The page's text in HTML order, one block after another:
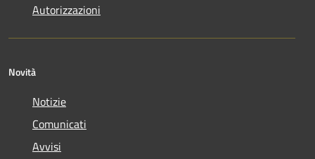
Autorizzazioni
Novità
Notizie
Comunicati
Avvisi